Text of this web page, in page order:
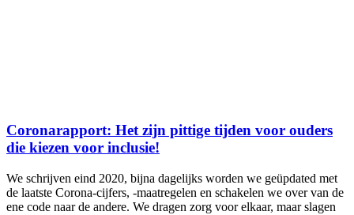
Coronarapport: Het zijn pittige tijden voor ouders
die kiezen voor inclusie!
We schrijven eind 2020, bijna dagelijks worden we geüpdated met
de laatste Corona-cijfers, -maatregelen en schakelen we over van de
ene code naar de andere. We dragen zorg voor elkaar, maar slagen